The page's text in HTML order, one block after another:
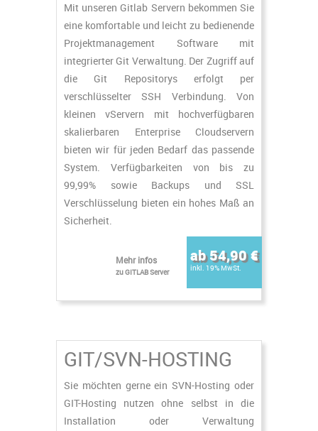
Mit unseren Gitlab Servern bekommen Sie
eine komfortable und leicht zu bedienende
Projektmanagement Software mit
integrierter Git Verwaltung. Der Zugriff auf
die Git Repositorys erfolgt per
verschlüsselter SSH Verbindung. Von
kleinen vServern mit hochverfügbaren
skalierbaren Enterprise Cloudservern
bieten wir für jeden Bedarf das passende
System. Verfügbarkeiten von bis zu
99,99% sowie Backups und SSL
Verschlüsselung bieten ein hohes Maß an
Sicherheit.
ab 54,90 €
inkl. 19% MwSt.
Mehr infos
zu GITLAB Server
GIT/SVN-HOSTING
Sie möchten gerne ein SVN-Hosting oder
GIT-Hosting nutzen ohne selbst in die
Installation oder Verwaltung